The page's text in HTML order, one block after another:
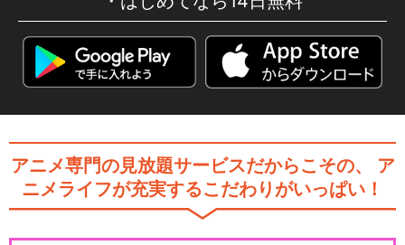
ポケットモンスター（2023）
ポケモンアニメ「放課後のブ
レス」
アニメ専門の見放題サービスだからこその、
ア
ニメライフが充実するこだわりがいっぱい！